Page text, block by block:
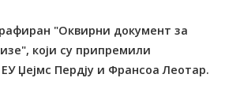
"Оквирни документ за
који су припремили
Џејмс Пердју и Франсоа Леотар.